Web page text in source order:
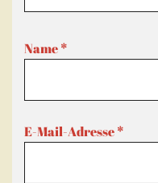
Name*
E-Mail-Adresse*